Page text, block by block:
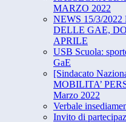
MARZO 2022
NEWS 15/3/
DELLE GAE,
APRILE
USB Scuola:
GaE
[Sindacato
MOBILITA’
Marzo 2022
Verbale
Invito di